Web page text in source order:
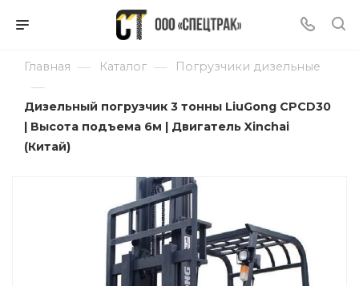
Главная — Каталог — Погрузчики дизельные
—
Дизельный погрузчик 3 тонны LiuGong CPCD30
| Высота подъема 6м | Двигатель Xinchai
(Китай)